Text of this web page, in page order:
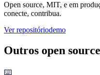
Open source, MIT, e em
conecte, contribua.
Ver repositóriodemo
Outros open
⌨️